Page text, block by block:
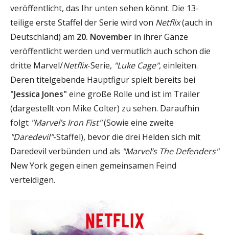
veröffentlicht, das Ihr unten sehen könnt. Die 13-
teilige erste Staffel der Serie wird von Netflix(auch in
Deutschland) am 20. November in ihrer Gänze
veröffentlicht werden und vermutlich auch schon die
dritte Marvel/Netflix-Serie, "Luke Cage", einleiten.
Deren titelgebende Hauptfigur spielt bereits bei
"Jessica Jones" eine große Rolle und ist im Trailer
(dargestellt von Mike Colter) zu sehen. Daraufhin
folgt "Marvel’s Iron Fist"(Sowie eine zweite
"Daredevil"-Staffel), bevor die drei Helden sich mit
Daredevil verbünden und als "Marvel’s The Defenders"
New York gegen einen gemeinsamen Feind
verteidigen.